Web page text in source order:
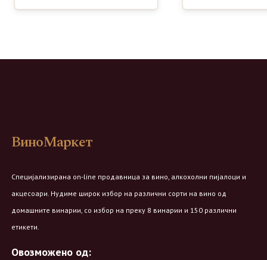
ВиноМаркет
Специјализирана on-line продавница за вино, алкохолни пијалоци и
акцесоари. Нудиме широк избор на различни сорти на вино од
домашните винарии, со избор на преку 8 винарии и 150 различни
етикети.
Овозможено од: